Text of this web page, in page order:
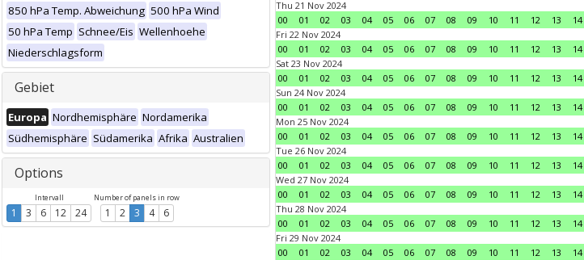
850 hPa Temp. Abweichung 500 hPa Wind
50 hPa Temp Schnee/Eis Wellenhoehe
Niederschlagsform
Gebiet
Europa Nordhemisphäre Nordamerika
Südhemisphäre Südamerika Afrika Australien
Options
Intervall
1 3 6 12 24
Number of panels in row
1 2 3 4 6
Thu 21 Nov 2024
00
01 02 03 04 05 06 07 08 09 10 11 12 13 14
Fri 22 Nov 2024
00
01 02 03 04 05 06 07 08 09 10 11 12 13 14
Sat 23 Nov 2024
00
01 02 03 04 05 06 07 08 09 10 11 12 13 14
Sun 24 Nov 2024
00
01 02 03 04 05 06 07 08 09 10 11 12 13 14
Mon 25 Nov 2024
00
01 02 03 04 05 06 07 08 09 10 11 12 13 14
Tue 26 Nov 2024
00
01 02 03 04 05 06 07 08 09 10 11 12 13 14
Wed 27 Nov 2024
00
01 02 03 04 05 06 07 08 09 10 11 12 13 14
Thu 28 Nov 2024
00
01 02 03 04 05 06 07 08 09 10 11 12 13 14
Fri 29 Nov 2024
00
01 02 03 04 05 06 07 08 09 10 11 12 13 14